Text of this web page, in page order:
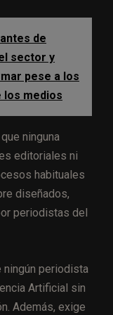
de
sector y
pese a los
los medios
ninguna
editoriales ni
habituales
diseñados,
periodistas del
ningún periodista
Artificial sin
Además, exige